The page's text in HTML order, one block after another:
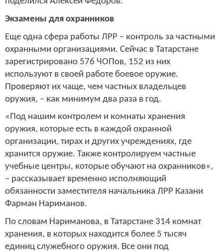
Экзамены для охранников
Еще одна сфера работы ЛРР – контроль за частными
охранными организациями. Сейчас в Татарстане
зарегистрировано 576 ЧОПов, 152 из них
используют в своей работе боевое оружие.
Проверяют их чаще, чем частных владельцев
оружия, – как минимум два раза в год.
«Под нашим контролем и комнаты хранения
оружия, которые есть в каждой охранной
организации, тирах и других учреждениях, где
хранится оружие. Также контролируем частные
учебные центры, которые обучают на охранников»,
– рассказывает временно исполняющий
обязанности заместителя начальника ЛРР Казани
Фарман Нариманов.
По словам Нариманова, в Татарстане 314 комнат
хранения, в которых находится более 5 тысяч
единиц служебного оружия. Все они под